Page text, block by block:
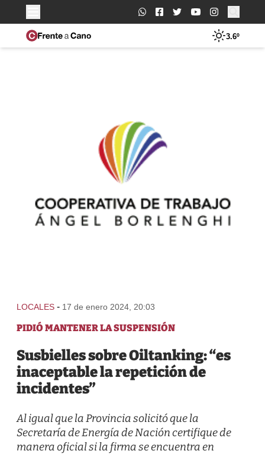
Buscar:
3.6º
LOCALES - 17 de enero 2024, 20:03
PIDIÓ MANTENER LA SUSPENSIÓN
Susbielles sobre Oiltanking: “es
inaceptable la repetición de
incidentes”
Al igual que la Provincia solicitó que la
Secretaría de Energía de Nación certifique de
manera oficial si la firma se encuentra en